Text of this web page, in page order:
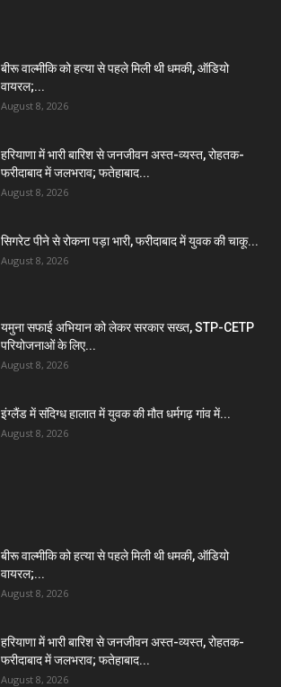
बीरू वाल्मीकि को हत्या से पहले मिली थी धमकी, ऑडियो
वायरल;...
August 8, 2026
हरियाणा में भारी बारिश से जनजीवन अस्त-व्यस्त, रोहतक-
फरीदाबाद में जलभराव; फतेहाबाद...
August 8, 2026
सिगरेट पीने से रोकना पड़ा भारी, फरीदाबाद में युवक की चाकू...
August 8, 2026
यमुना सफाई अभियान को लेकर सरकार सख्त, STP-CETP
परियोजनाओं के लिए...
August 8, 2026
इंग्लैंड में संदिग्ध हालात में युवक की मौत धर्मगढ़ गांव में...
August 8, 2026
बीरू वाल्मीकि को हत्या से पहले मिली थी धमकी, ऑडियो
वायरल;...
August 8, 2026
हरियाणा में भारी बारिश से जनजीवन अस्त-व्यस्त, रोहतक-
फरीदाबाद में जलभराव; फतेहाबाद...
August 8, 2026